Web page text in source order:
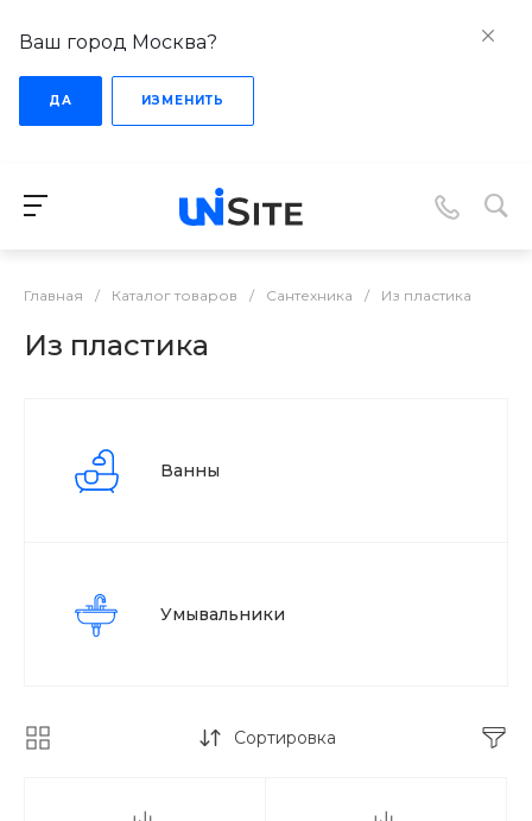
Ваш город Москва?
ДА ИЗМЕНИТЬ
Главная / Каталог товаров / Сантехника / Из пластика
Из пластика
Ванны
Умывальники
Сортировка